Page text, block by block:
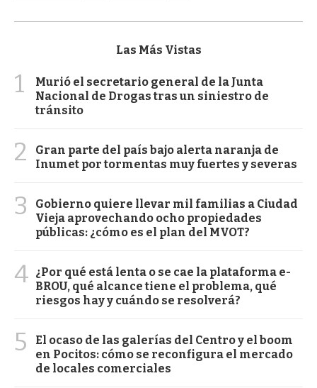
Las Más Vistas
1
Murió el secretario general de la Junta
Nacional de Drogas tras un siniestro de
tránsito
2
Gran parte del país bajo alerta naranja de
Inumet por tormentas muy fuertes y severas
3
Gobierno quiere llevar mil familias a Ciudad
Vieja aprovechando ocho propiedades
públicas: ¿cómo es el plan del MVOT?
4 ¿Por qué está lenta o se cae la plataforma e-
BROU, qué alcance tiene el problema, qué
riesgos hay y cuándo se resolverá?
5
El ocaso de las galerías del Centro y el boom
en Pocitos: cómo se reconfigura el mercado
de locales comerciales